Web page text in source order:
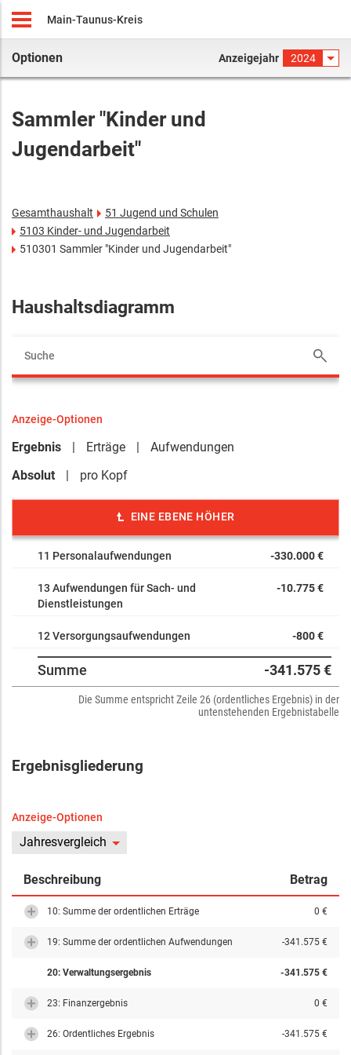
Main-Taunus-Kreis
Optionen Anzeigejahr 2024
Sammler "Kinder und
Jugendarbeit"
Gesamthaushalt
51 Jugend und Schulen
5103 Kinder- und Jugendarbeit
510301 Sammler "Kinder und Jugendarbeit"
Haushaltsdiagramm
Anzeige-Optionen
Ergebnis Erträge
Aufwendungen
Absolut
pro Kopf
EINE EBENE HÖHER
11 Personalaufwendungen -330.000 €
13 Aufwendungen für Sach- und
Dienstleistungen
-10.775 €
12 Versorgungsaufwendungen -800 €
Summe -341.575 €
Die Summe entspricht Zeile 26 (ordentliches Ergebnis) in der
untenstehenden Ergebnistabelle
Ergebnisgliederung
Anzeige-Optionen
Jahresvergleich
Beschreibung Betrag
10: Summe der ordentlichen Erträge 0 €
19: Summe der ordentlichen Aufwendungen -341.575 €
20: Verwaltungsergebnis -341.575 €
23: Finanzergebnis 0 €
26: Ordentliches Ergebnis -341.575 €